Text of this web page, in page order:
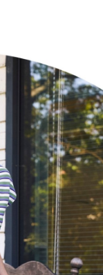
大直營門市／銀行轉
本公司）所提供，讓
店將買賣／分期付款
帳款。
，商店將以您的個人
蒐集、處理及利用，
及更正。
userRule
「AFTEE先享後付」
。
，可透過四大超商／
成。
要取消訂單，請聯絡
，需透過AFTEE先享
顯示為準，若有關於
繫「AFTEE先享後付
support/home
後付」服務完成之交
相關給付款項請求債